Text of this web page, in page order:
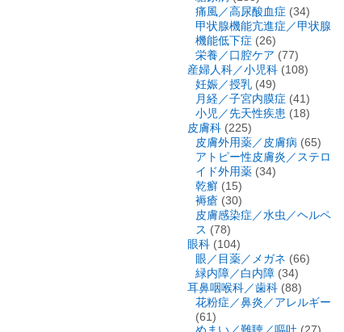
痛風／高尿酸血症 (34)
甲状腺機能亢進症／甲状腺
機能低下症 (26)
栄養／口腔ケア (77)
産婦人科／小児科 (108)
妊娠／授乳 (49)
月経／子宮内膜症 (41)
小児／先天性疾患 (18)
皮膚科 (225)
皮膚外用薬／皮膚病 (65)
アトピー性皮膚炎／ステロ
イド外用薬 (34)
乾癬 (15)
褥瘡 (30)
皮膚感染症／水虫／ヘルペ
ス (78)
眼科 (104)
眼／目薬／メガネ (66)
緑内障／白内障 (34)
耳鼻咽喉科／歯科 (88)
花粉症／鼻炎／アレルギー
(61)